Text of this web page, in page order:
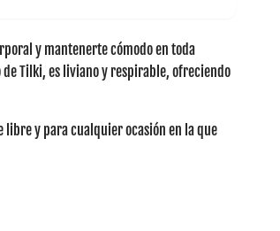
y mantenerte cómodo en toda
Tilki, es liviano y respirable, ofreciendo
libre y para cualquier ocasión en la que